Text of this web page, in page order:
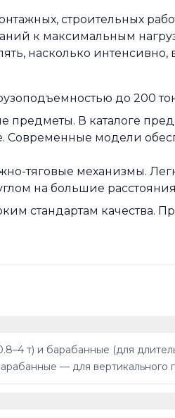
строительных
к максимальным
насколько интенсивно,
до 200
В каталоге
Современные модели
тяговые механизмы.
на большие
стандартам качества.
т) и барабанные (для
— для вертикального